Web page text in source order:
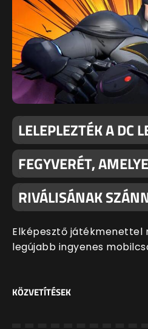
LELEPLEZTÉK A DC
FEGYVERÉT,
RIVÁLISÁNAK
Elképesztő
legújabb ingyenes
KÖZVETÍTÉSEK